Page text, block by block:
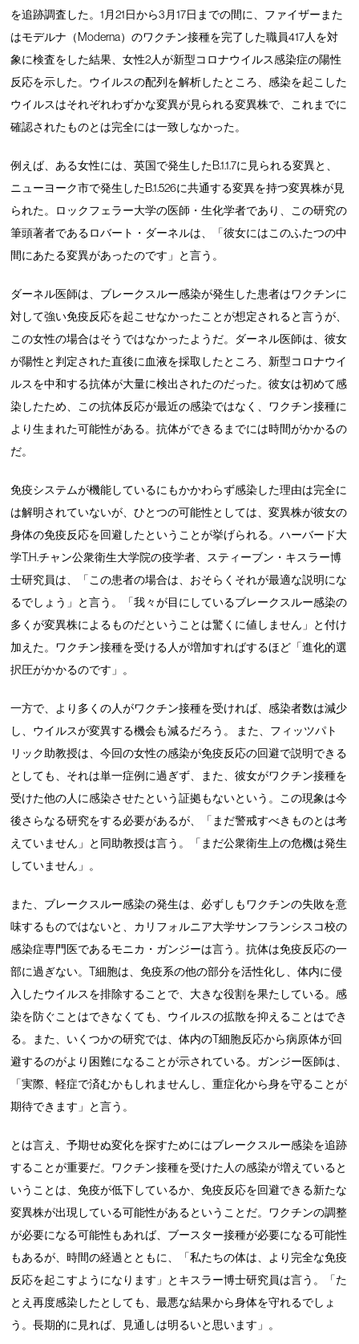
を追跡調査した。1月21日から3月17日までの間に、ファイザーまた
はモデルナ（Moderna）のワクチン接種を完了した職員417人を対
象に検査をした結果、女性2人が新型コロナウイルス感染症の陽性
反応を示した。ウイルスの配列を解析したところ、感染を起こした
ウイルスはそれぞれわずかな変異が見られる変異株で、これまでに
確認されたものとは完全には一致しなかった。
例えば、ある女性には、英国で発生したB.1.1.7に見られる変異と、
ニューヨーク市で発生したB.1.526に共通する変異を持つ変異株が見
られた。ロックフェラー大学の医師・生化学者であり、この研究の
筆頭著者であるロバート・ダーネルは、「彼女にはこのふたつの中
間にあたる変異があったのです」と言う。
ダーネル医師は、ブレークスルー感染が発生した患者はワクチンに
対して強い免疫反応を起こせなかったことが想定されると言うが、
この女性の場合はそうではなかったようだ。ダーネル医師は、彼女
が陽性と判定された直後に血液を採取したところ、新型コロナウイ
ルスを中和する抗体が大量に検出されたのだった。彼女は初めて感
染したため、この抗体反応が最近の感染ではなく、ワクチン接種に
より生まれた可能性がある。抗体ができるまでには時間がかかるの
だ。
免疫システムが機能しているにもかかわらず感染した理由は完全に
は解明されていないが、ひとつの可能性としては、変異株が彼女の
身体の免疫反応を回避したということが挙げられる。ハーバード大
学T.H.チャン公衆衛生大学院の疫学者、スティーブン・キスラー博
士研究員は、「この患者の場合は、おそらくそれが最適な説明にな
るでしょう」と言う。「我々が目にしているブレークスルー感染の
多くが変異株によるものだということは驚くに値しません」と付け
加えた。ワクチン接種を受ける人が増加すればするほど「進化的選
択圧がかかるのです」。
一方で、より多くの人がワクチン接種を受ければ、感染者数は減少
し、ウイルスが変異する機会も減るだろう。 また、フィッツパト
リック助教授は、今回の女性の感染が免疫反応の回避で説明できる
としても、それは単一症例に過ぎず、また、彼女がワクチン接種を
受けた他の人に感染させたという証拠もないという。この現象は今
後さらなる研究をする必要があるが、「まだ警戒すべきものとは考
えていません」と同助教授は言う。「まだ公衆衛生上の危機は発生
していません」。
また、ブレークスルー感染の発生は、必ずしもワクチンの失敗を意
味するものではないと、カリフォルニア大学サンフランシスコ校の
感染症専門医であるモニカ・ガンジーは言う。抗体は免疫反応の一
部に過ぎない。T細胞は、免疫系の他の部分を活性化し、体内に侵
入したウイルスを排除することで、大きな役割を果たしている。感
染を防ぐことはできなくても、ウイルスの拡散を抑えることはでき
る。また、いくつかの研究では、体内のT細胞反応から病原体が回
避するのがより困難になることが示されている。ガンジー医師は、
「実際、軽症で済むかもしれませんし、重症化から身を守ることが
期待できます」と言う。
とは言え、予期せぬ変化を探すためにはブレークスルー感染を追跡
することが重要だ。ワクチン接種を受けた人の感染が増えていると
いうことは、免疫が低下しているか、免疫反応を回避できる新たな
変異株が出現している可能性があるということだ。ワクチンの調整
が必要になる可能性もあれば、ブースター接種が必要になる可能性
もあるが、時間の経過とともに、「私たちの体は、より完全な免疫
反応を起こすようになります」とキスラー博士研究員は言う。「た
とえ再度感染したとしても、最悪な結果から身体を守れるでしょ
う。長期的に見れば、見通しは明るいと思います」。